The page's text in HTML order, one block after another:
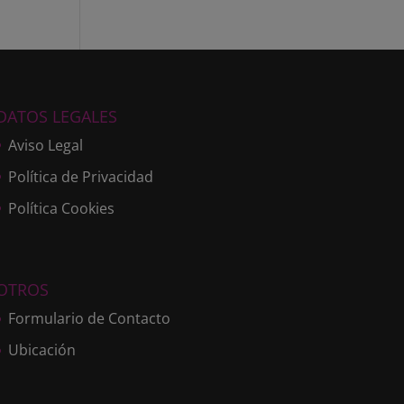
LEGALES
Aviso Legal
Política de Privacidad
Política Cookies
Formulario de Contacto
Ubicación